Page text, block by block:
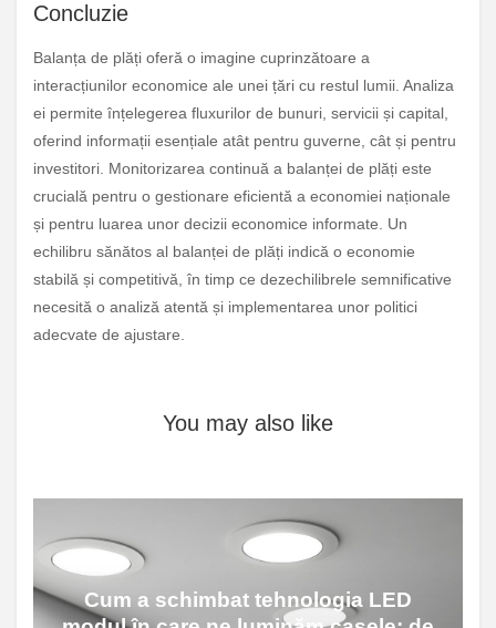
Concluzie
Balanța de plăți oferă o imagine cuprinzătoare a
interacțiunilor economice ale unei țări cu restul lumii. Analiza
ei permite înțelegerea fluxurilor de bunuri, servicii și capital,
oferind informații esențiale atât pentru guverne, cât și pentru
investitori. Monitorizarea continuă a balanței de plăți este
crucială pentru o gestionare eficientă a economiei naționale
și pentru luarea unor decizii economice informate. Un
echilibru sănătos al balanței de plăți indică o economie
stabilă și competitivă, în timp ce dezechilibrele semnificative
necesită o analiză atentă și implementarea unor politici
adecvate de ajustare.
You may also like
Cum a schimbat tehnologia LED